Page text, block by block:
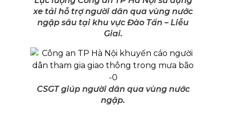
xe tải hỗ trợ người dân qua vùng nước
ngập sâu tại khu vực Đào Tấn – Liễu
Giai.
CSGT giúp người dân qua vùng nước
ngập.